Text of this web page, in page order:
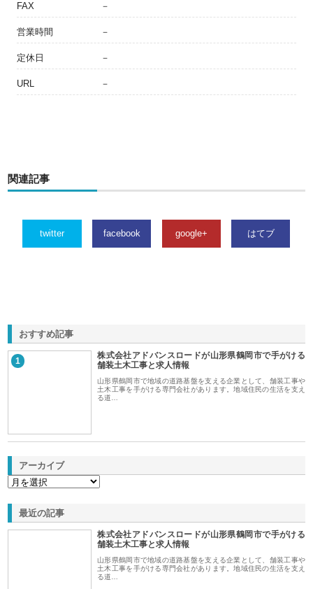
FAX －
営業時間 －
定休日 －
URL －
関連記事
twitter facebook google+ はてブ
おすすめ記事
1
株式会社アドバンスロードが山形県鶴岡市で手がける
舗装土木工事と求人情報
山形県鶴岡市で地域の道路基盤を支える企業として、舗装工事や
土木工事を手がける専門会社があります。地域住民の生活を支え
る道…
アーカイブ
最近の記事
株式会社アドバンスロードが山形県鶴岡市で手がける
舗装土木工事と求人情報
山形県鶴岡市で地域の道路基盤を支える企業として、舗装工事や
土木工事を手がける専門会社があります。地域住民の生活を支え
る道…